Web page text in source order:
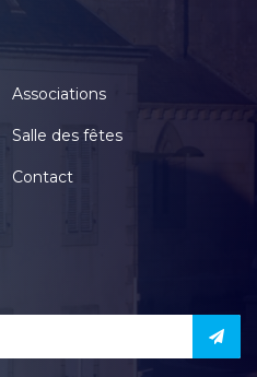
Associations
Salle des fêtes
Contact